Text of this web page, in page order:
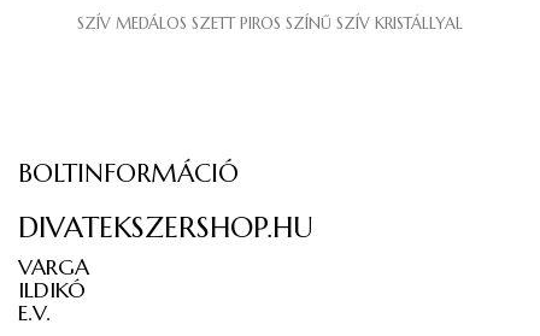
SZÍV MEDÁLOS SZETT PIROS SZÍNŰ SZÍV KRISTÁLLYAL
BOLTINFORMÁCIÓ
DIVATEKSZERSHOP.HU
VARGA
ILDIKÓ
E.V.